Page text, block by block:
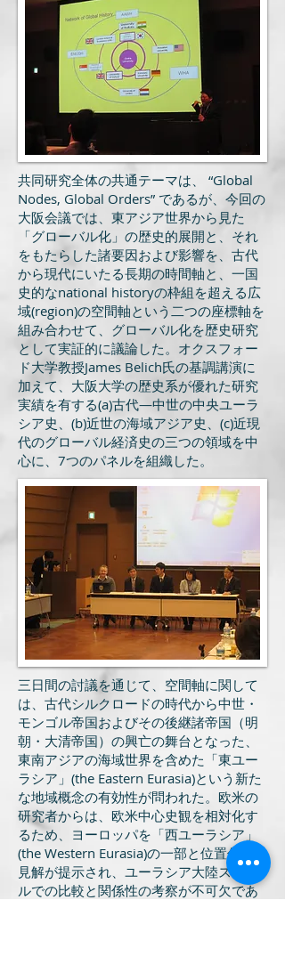
共同研究全体の共通テーマは、 “Global
Nodes, Global Orders” であるが、今回の
大阪会議では、東アジア世界から見た
「グローバル化」の歴史的展開と、それ
をもたらした諸要因および影響を、古代
から現代にいたる長期の時間軸と、一国
史的なnational historyの枠組を超える広
域(region)の空間軸という二つの座標軸を
組み合わせて、グローバル化を歴史研究
として実証的に議論した。オクスフォー
ド大学教授James Belich氏の基調講演に
加えて、大阪大学の歴史系が優れた研究
実績を有する(a)古代―中世の中央ユーラ
シア史、(b)近世の海域アジア史、(c)近現
代のグローバル経済史の三つの領域を中
心に、7つのパネルを組織した。
​三日間の討議を通じて、空間軸に関して
は、古代シルクロードの時代から中世・
モンゴル帝国およびその後継諸帝国（明
朝・大清帝国）の興亡の舞台となった、
東南アジアの海域世界を含めた「東ユー
ラシア」(the Eastern Eurasia)という新た
な地域概念の有効性が問われた。欧米の
研究者からは、欧米中心史観を相対化す
るため、ヨーロッパを「西ユーラシア」
(the Western Eurasia)の一部と位置付ける
見解が提示され、ユーラシア大陸スケー
ルでの比較と関係性の考察が不可欠であ